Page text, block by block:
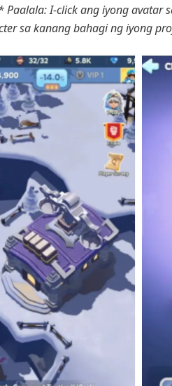
Paalala: I-click ang iyong avatar
sa kanang bahagi ng iyong